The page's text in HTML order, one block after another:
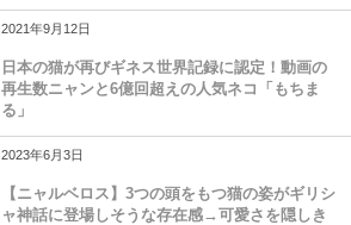
2021年9月12日
日本の猫が再びギネス世界記録に認定！動画の
再生数ニャンと6億回超えの人気ネコ「もちま
る」
2023年6月3日
【ニャルベロス】3つの頭をもつ猫の姿がギリシ
ャ神話に登場しそうな存在感→可愛さを隠しき